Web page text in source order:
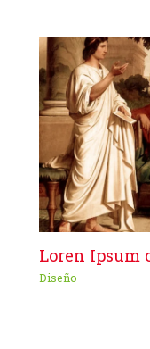
Loren Ipsum
Diseño